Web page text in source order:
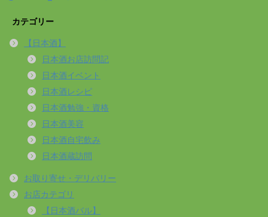
カテゴリー
【日本酒】
日本酒お店訪問記
日本酒イベント
日本酒レシピ
日本酒勉強・資格
日本酒美容
日本酒自宅飲み
日本酒蔵訪問
お取り寄せ・デリバリー
お店カテゴリ
【日本酒バル】